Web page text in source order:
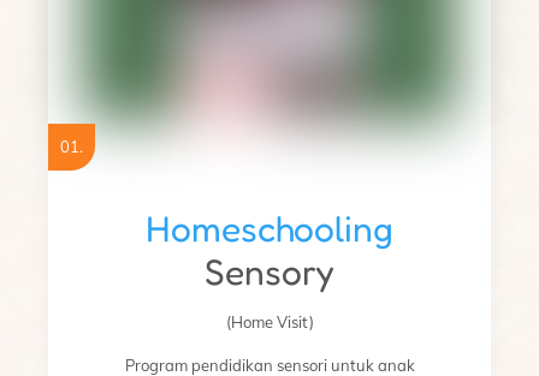
01.
Homeschooling
Sensory
(Home Visit)
Program pendidikan sensori untuk anak